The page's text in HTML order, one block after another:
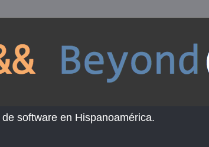
software en Hispanoamérica.